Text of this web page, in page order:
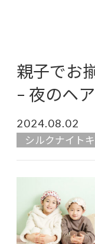
親子でお
– 夜のヘ
2024.08.02
シルクナイト